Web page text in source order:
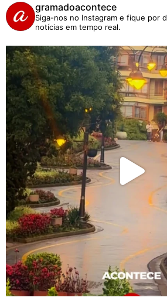
gramadoacontece
Siga-nos no Instagram e fique por
notícias em tempo real.